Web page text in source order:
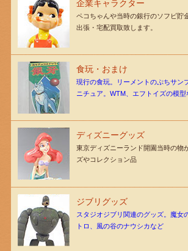
企業キャラクター
ペコちゃんや当時の銀行のソフビ貯
出張・宅配買取致します。
食玩・おまけ
現行の食玩。リーメントのぷちサン
ニチュア。WTM、エフトイズの模型
ディズニーグッズ
東京ディズニーランド開園当時の物
ズやコレクション品
ジブリグッズ
スタジオジブリ関連のグッズ。魔女
トロ、風の谷のナウシカなど